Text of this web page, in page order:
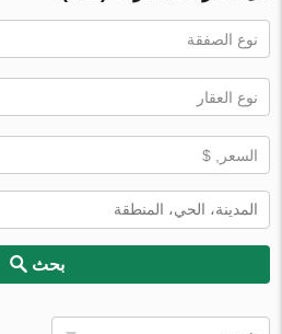
نوع الصفقة
نوع العقار
السعر, $
بحث